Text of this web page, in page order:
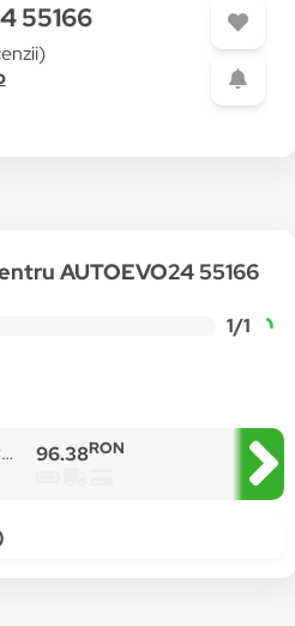
55166
AUTOEVO24 55166
1/1
96.38RON